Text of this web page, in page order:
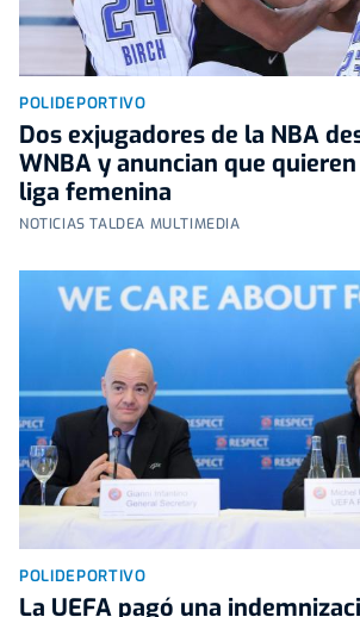
POLIDEPORTIVO
Dos exjugadores de la NBA
WNBA y anuncian que
liga femenina
NOTICIAS TALDEA MULTIMEDIA
POLIDEPORTIVO
La UEFA pagó una